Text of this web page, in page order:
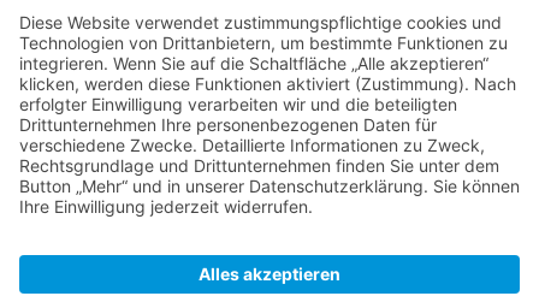
* Alle Preise inkl. gesetzl. Mehrwertsteuer, inkl.
Versandkosten
FAQ Händler Login
Hilfe / Unterstützung
Newsletter
Warum WACCEX?
Kundeninformationen